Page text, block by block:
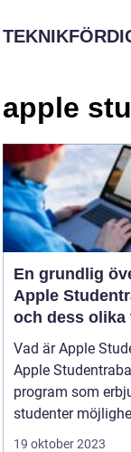
apple
En grundlig
Apple
och dess olika
Vad är Apple
Apple
program som
studenter
19 oktober 2023